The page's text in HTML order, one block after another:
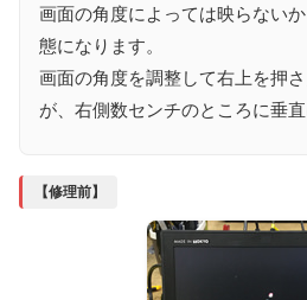
画面の角度によっては映らない
態になります。
画面の角度を調整して右上を押
が、右側数センチのところに垂
【修理前】